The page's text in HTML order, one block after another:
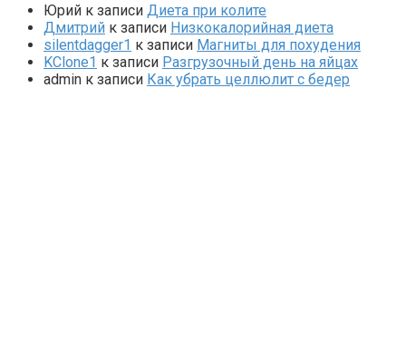
Юрий к записи Диета при колите
Дмитрий к записи Низкокалорийная диета
silentdagger1 к записи Магниты для похудения
KClone1 к записи Разгрузочный день на яйцах
admin к записи Как убрать целлюлит с бедер